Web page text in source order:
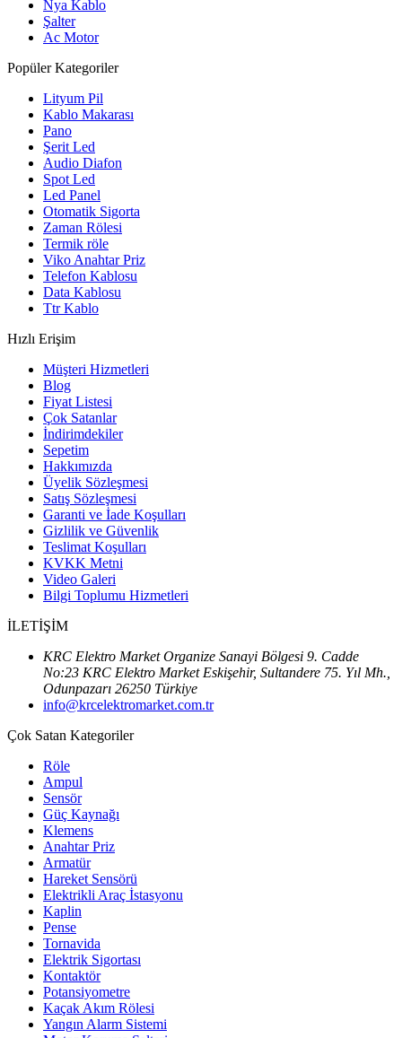
Nya Kablo
Şalter
Ac Motor
Popüler Kategoriler
Lityum Pil
Kablo Makarası
Pano
Şerit Led
Audio Diafon
Spot Led
Led Panel
Otomatik Sigorta
Zaman Rölesi
Termik röle
Viko Anahtar Priz
Telefon Kablosu
Data Kablosu
Ttr Kablo
Hızlı Erişim
Müşteri Hizmetleri
Blog
Fiyat Listesi
Çok Satanlar
İndirimdekiler
Sepetim
Hakkımızda
Üyelik Sözleşmesi
Satış Sözleşmesi
Garanti ve İade Koşulları
Gizlilik ve Güvenlik
Teslimat Koşulları
KVKK Metni
Video Galeri
Bilgi Toplumu Hizmetleri
İLETİŞİM
KRC Elektro Market Organize Sanayi Bölgesi 9. Cadde
No:23 KRC Elektro Market Eskişehir, Sultandere 75. Yıl Mh.,
Odunpazarı 26250 Türkiye
info@krcelektromarket.com.tr
Çok Satan Kategoriler
Röle
Ampul
Sensör
Güç Kaynağı
Klemens
Anahtar Priz
Armatür
Hareket Sensörü
Elektrikli Araç İstasyonu
Kaplin
Pense
Tornavida
Elektrik Sigortası
Kontaktör
Potansiyometre
Kaçak Akım Rölesi
Yangın Alarm Sistemi